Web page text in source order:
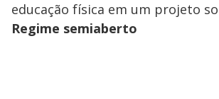
educação física em um projeto
Regime semiaberto